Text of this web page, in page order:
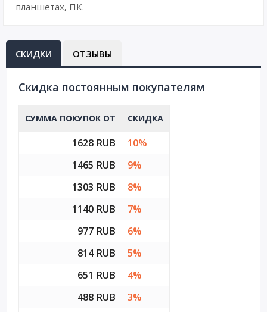
планшетах, ПК.
СКИДКИ ОТЗЫВЫ
Cкидка постоянным покупателям
СУММА ПОКУПОК ОТ СКИДКА
1628 RUB
10%
1465 RUB
9%
1303 RUB
8%
1140 RUB
7%
977 RUB
6%
814 RUB
5%
651 RUB
4%
488 RUB
3%